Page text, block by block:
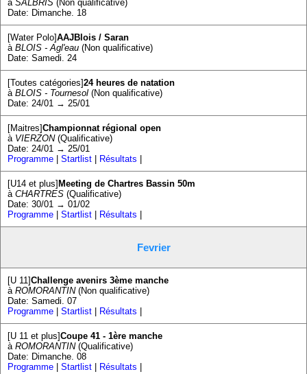
à SALBRIS (Non qualificative)
Date: Dimanche. 18
[Water Polo]AAJBlois / Saran
à BLOIS - Agl'eau (Non qualificative)
Date: Samedi. 24
[Toutes catégories]24 heures de natation
à BLOIS - Tournesol (Non qualificative)
Date: 24/01 → 25/01
[Maitres]Championnat régional open
à VIERZON(Qualificative)
Date: 24/01 → 25/01
Programme
Startlist Résultats
[U14 et plus] Meeting de Chartres Bassin 50m
à CHARTRES (Qualificative)
Date: 30/01 → 01/02
Programme
Startlist Résultats
Fevrier
[U 11]Challenge avenirs 3ème manche
à ROMORANTIN(Non qualificative)
Date: Samedi. 07
Programme
Startlist Résultats
[U 11 et plus]Coupe 41 - 1ère manche
à ROMORANTIN(Qualificative)
Date: Dimanche. 08
Programme
Startlist Résultats